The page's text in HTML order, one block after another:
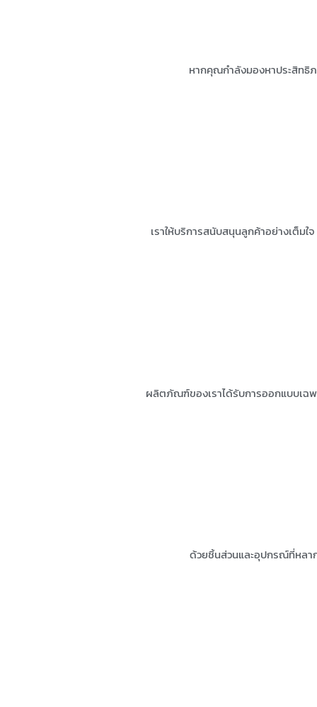
หากคุณกำลังมองหาประสิทธิภ
เราให้บริการสนับสนุนลูกค้าอย่างเต็ม
ผลิตภัณฑ์ของเราได้รับการออกแบบเฉ
ด้วยชิ้นส่วนและอุปกรณ์ที่หลา